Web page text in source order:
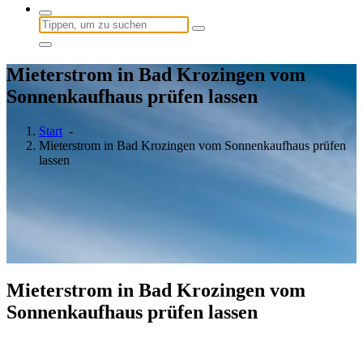
Suchen
nach:
Mieterstrom in Bad Krozingen vom
Sonnenkaufhaus prüfen lassen
Start -
Mieterstrom in Bad Krozingen vom Sonnenkaufhaus prüfen
lassen
Mieterstrom in Bad Krozingen vom
Sonnenkaufhaus prüfen lassen